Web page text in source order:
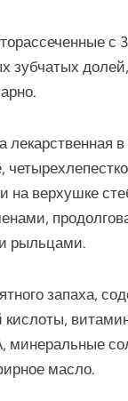
зубчатых
лекарственная
на верхушке
рыльцами.
запаха,
кислоты,
минеральные
масло.